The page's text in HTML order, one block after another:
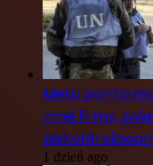
Meta
innej firmy,
1 dzień ago